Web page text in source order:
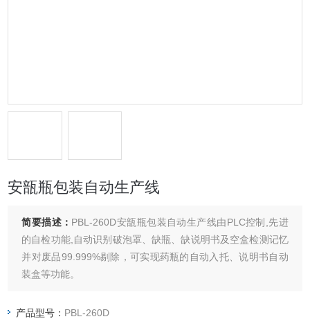
安瓿瓶包装自动生产线
简要描述： PBL-260D安瓿瓶包装自动生产线由PLC控制,先进
的自检功能,自动识别破泡罩、缺瓶、缺说明书及空盒检测记忆
并对废品99.999%剔除，可实现药瓶的自动入托、说明书自动
装盒等功能。
产品型号： PBL-260D